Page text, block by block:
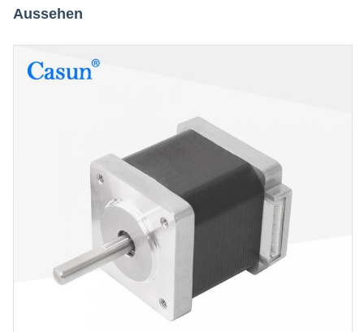
Aussehen